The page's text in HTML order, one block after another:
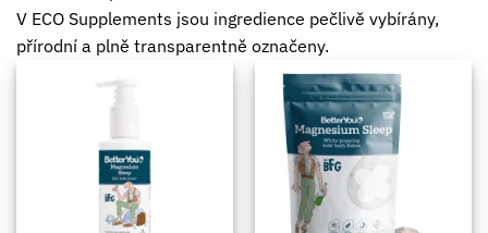
V ECO Supplements jsou ingredience pečlivě vybírány,
přírodní a plně transparentně označeny.